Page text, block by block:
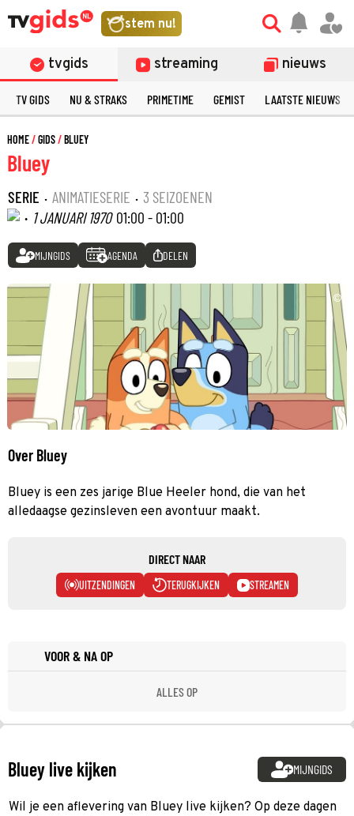
stem nu!
tvgids streaming nieuws
TV GIDS NU & STRAKS PRIMETIME GEMIST LAATSTE NIEUWS
HOME GIDS BLUEY
Bluey
SERIE · ANIMATIESERIE · 3 SEIZOENEN
· 1 JANUARI 1970 01:00 - 01:00
MIJNGIDS AGENDA DELEN
©
Over Bluey
Bluey is een zes jarige Blue Heeler hond, die van het
alledaagse gezinsleven een avontuur maakt.
DIRECT NAAR
UITZENDINGEN TERUGKIJKEN STREAMEN
VOOR & NA OP
ALLES OP
Bluey live kijken MIJNGIDS
Wil je een aflevering van Bluey live kijken? Op deze dagen